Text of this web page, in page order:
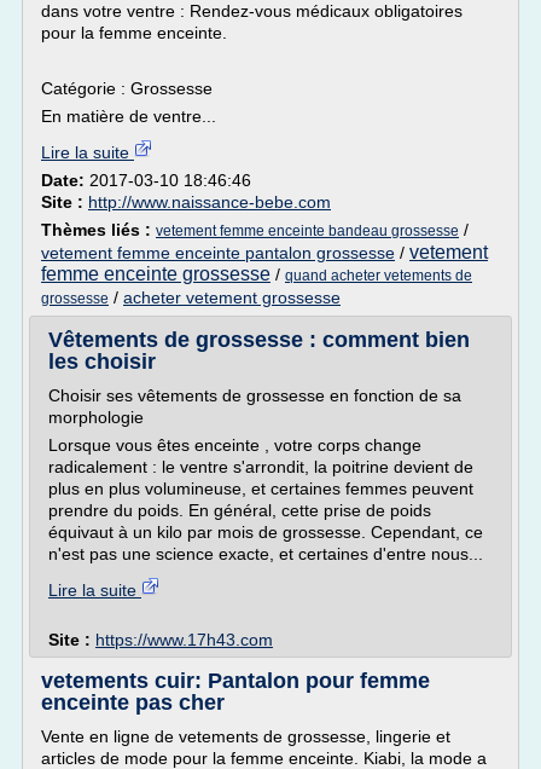
dans votre ventre : Rendez-vous médicaux obligatoires
pour la femme enceinte.
Catégorie : Grossesse
En matière de ventre...
Lire la suite
Date: 2017-03-10 18:46:46
Site : http://www.naissance-bebe.com
Thèmes liés : vetement femme enceinte bandeau grossesse /
vetement femme enceinte pantalon grossesse / vetement
femme enceinte grossesse / quand acheter vetements de
grossesse / acheter vetement grossesse
Vêtements de grossesse : comment bien
les choisir
Choisir ses vêtements de grossesse en fonction de sa
morphologie
Lorsque vous êtes enceinte , votre corps change
radicalement : le ventre s'arrondit, la poitrine devient de
plus en plus volumineuse, et certaines femmes peuvent
prendre du poids. En général, cette prise de poids
équivaut à un kilo par mois de grossesse. Cependant, ce
n'est pas une science exacte, et certaines d'entre nous...
Lire la suite
Site : https://www.17h43.com
vetements cuir: Pantalon pour femme
enceinte pas cher
Vente en ligne de vetements de grossesse, lingerie et
articles de mode pour la femme enceinte. Kiabi, la mode a